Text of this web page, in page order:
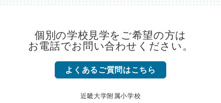
個別の学校見学をご希望の方は
お電話でお問い合わせください。
よくあるご質問はこちら
近畿大学附属小学校